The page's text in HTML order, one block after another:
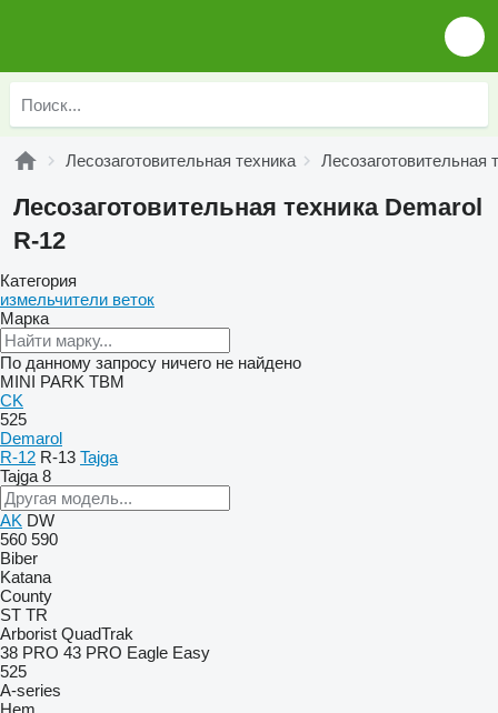
Лесозаготовительная техника Лесозаготовительная
Лесозаготовительная техника Demarol
R-12
Категория
измельчители веток
Марка
По данному запросу ничего не найдено
MINI PARK TBM
CK
525
Demarol
R-12 R-13 Tajga
Tajga 8
AK DW
560 590
Biber
Katana
County
ST TR
Arborist QuadTrak
38 PRO 43 PRO Eagle Easy
525
A-series
Hem